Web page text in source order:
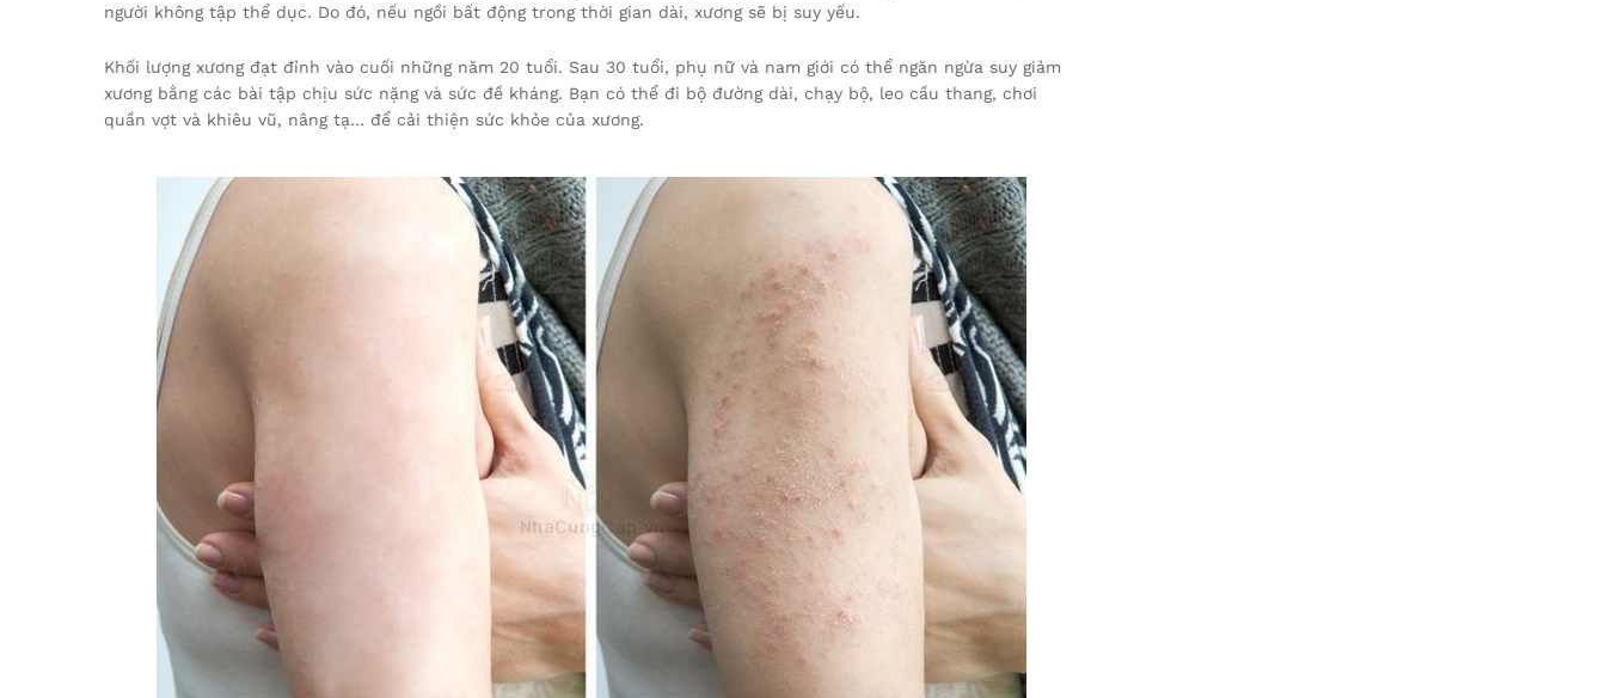
người không tập thể dục. Do đó, nếu ngồi bất động trong thời gian dài, xương sẽ bị suy yếu.
Khối lượng xương đạt đỉnh vào cuối những năm 20 tuổi. Sau 30 tuổi, phụ nữ và nam giới có thể ngăn ngừa suy giảm
xương bằng các bài tập chịu sức nặng và sức đề kháng. Bạn có thể đi bộ đường dài, chạy bộ, leo cầu thang, chơi
quần vợt và khiêu vũ, nâng tạ… để cải thiện sức khỏe của xương.